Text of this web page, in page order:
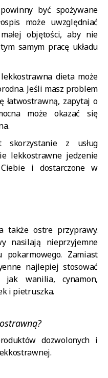
być spożywane
może uwzględniać
objętości, aby nie
samym pracę układu
dieta może
Jeśli masz problem
łatwostrawną, zapytaj o
może okazać się
skorzystanie z usług
lekkostrawne jedzenie
i dostarczone w
także ostre przyprawy.
nasilają nieprzyjemne
Zamiast
najlepiej stosować
jak wanilia, cynamon,
i pietruszka.
dozwolonych i